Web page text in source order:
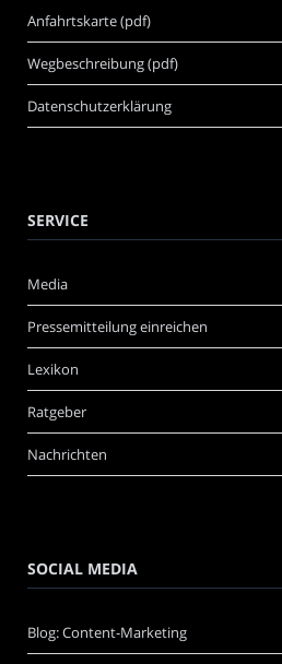
Anfahrtskarte (pdf)
Wegbeschreibung (pdf)
Datenschutzerklärung
SERVICE
Media
Pressemitteilung einreichen
Lexikon
Ratgeber
Nachrichten
SOCIAL MEDIA
Blog: Content-Marketing